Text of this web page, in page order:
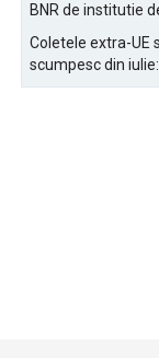
BNR de institutie
Coletele extra-UE
scumpesc din
pe articol,